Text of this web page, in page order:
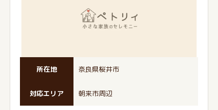
所在地 奈良県桜井市
対応エリア 朝来市周辺